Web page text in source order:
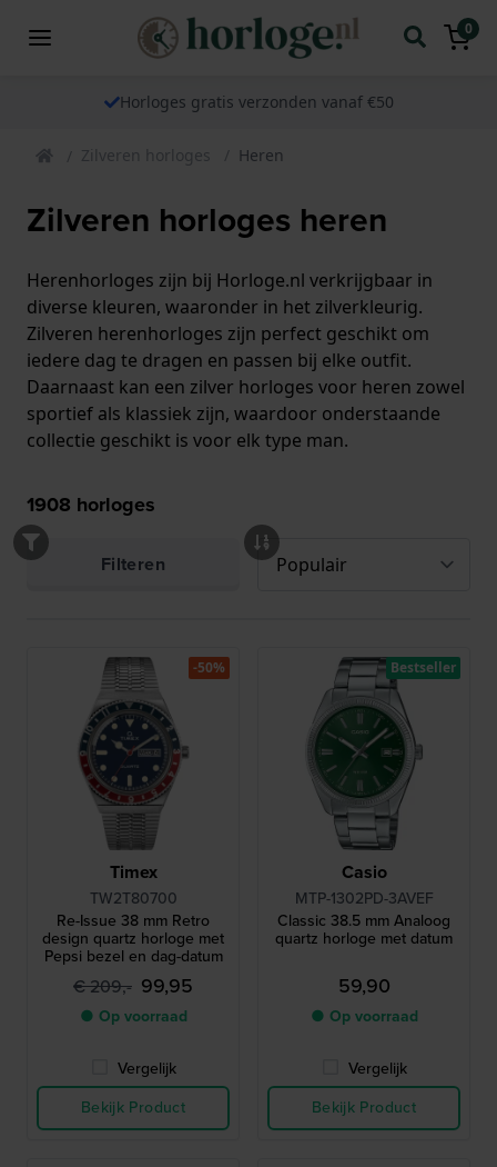
0
Horloges gratis verzonden vanaf €50
Zilveren horloges Heren
Zilveren horloges heren
Herenhorloges zijn bij Horloge.nl verkrijgbaar in
diverse kleuren, waaronder in het zilverkleurig.
Zilveren herenhorloges zijn perfect geschikt om
iedere dag te dragen en passen bij elke outfit.
Daarnaast kan een zilver horloges voor heren zowel
sportief als klassiek zijn, waardoor onderstaande
collectie geschikt is voor elk type man.
1908 horloges
Filteren
Timex
TW2T80700
Re-Issue 38 mm Retro
design quartz horloge met
Pepsi bezel en dag-datum
€ 209,- 99,95
● Op voorraad
Vergelijk
Bekijk Product
-50%
Casio
MTP-1302PD-3AVEF
Classic 38.5 mm Analoog
quartz horloge met datum
59,90
● Op voorraad
Vergelijk
Bekijk Product
Bestseller